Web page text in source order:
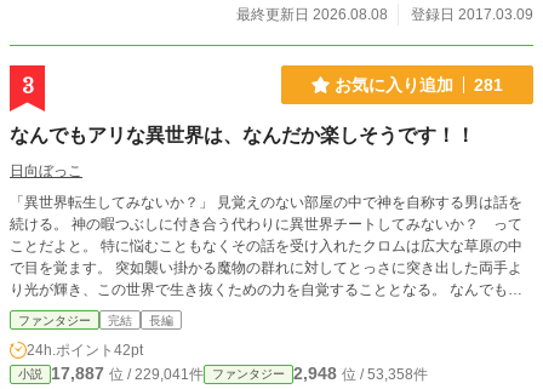
最終更新日 2026.08.08
登録日 2017.03.09
3 お気に入り追加 281
なんでもアリな異世界は、なんだか楽しそうです！！
日向ぼっこ
「異世界転生してみないか？」 見覚えのない部屋の中で神を自称する男は話を
続ける。 神の暇つぶしに付き合う代わりに異世界チートしてみないか？ って
ことだよと。 特に悩むこともなくその話を受け入れたクロムは広大な草原の中
で目を覚ます。 突如襲い掛かる魔物の群れに対してとっさに突き出した両手よ
り光が輝き、この世界で生き抜くための力を自覚することとなる。 なんでもア
リの世界として創造されたこの世界にて、様々な体験をすることとなる。 ・魔
物に襲われている女の子との出会い ・勇者との出会い ・魔王との出会い ・他の
転生者との出会い ・波長の合う仲間との出会い etc....... チート能力を駆使して
異世界生活を楽しむ中、この世界の＜異常性＞に直面することとなる。 その時
ファンタジー 完結 長編
24h.ポイント 42pt
小説 17,887 位 / 229,041件 ファンタジー 2,948 位 / 53,358件